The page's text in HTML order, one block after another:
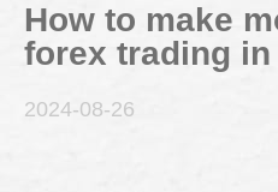
How to make
forex trading
2024-08-26